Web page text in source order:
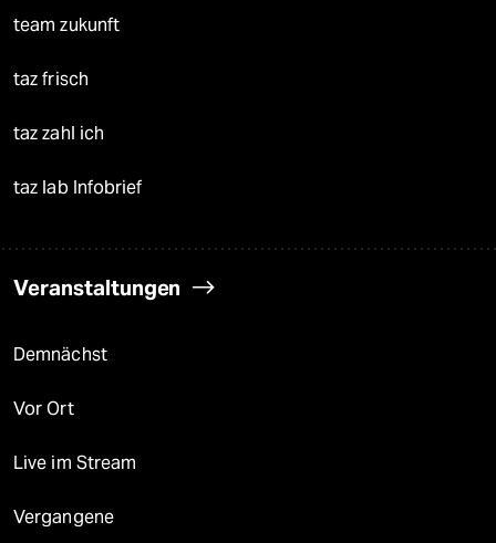
team zukunft
taz frisch
taz zahl ich
taz lab Infobrief
Veranstaltungen
Demnächst
Vor Ort
Live im Stream
Vergangene